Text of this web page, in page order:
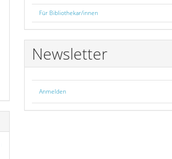
Für Bibliothekar/innen
Newsletter
Anmelden